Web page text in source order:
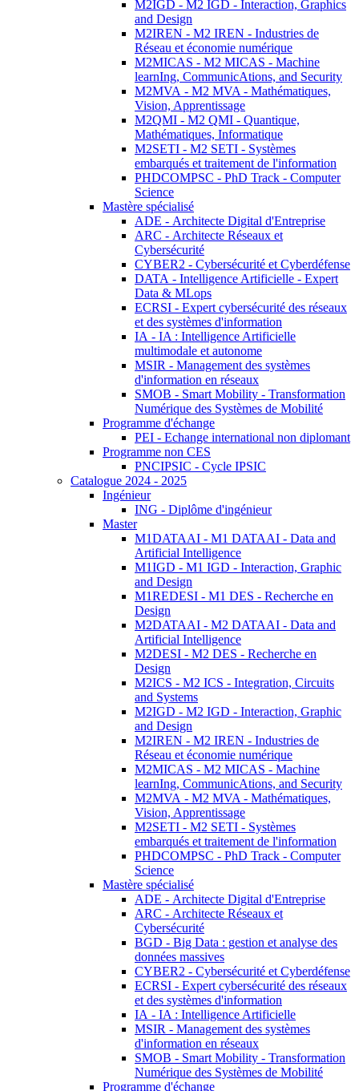
M2IGD - M2 IGD - Interaction, Graphics
and Design
M2IREN - M2 IREN - Industries de
Réseau et économie numérique
M2MICAS - M2 MICAS - Machine
learnIng, CommunicAtions, and Security
M2MVA - M2 MVA - Mathématiques,
Vision, Apprentissage
M2QMI - M2 QMI - Quantique,
Mathématiques, Informatique
M2SETI - M2 SETI - Systèmes
embarqués et traitement de l'information
PHDCOMPSC - PhD Track - Computer
Science
Mastère spécialisé
ADE - Architecte Digital d'Entreprise
ARC - Architecte Réseaux et
Cybersécurité
CYBER2 - Cybersécurité et Cyberdéfense
DATA - Intelligence Artificielle - Expert
Data & MLops
ECRSI - Expert cybersécurité des réseaux
et des systèmes d'information
IA - IA : Intelligence Artificielle
multimodale et autonome
MSIR - Management des systèmes
d'information en réseaux
SMOB - Smart Mobility - Transformation
Numérique des Systèmes de Mobilité
Programme d'échange
PEI - Echange international non diplomant
Programme non CES
PNCIPSIC - Cycle IPSIC
Catalogue 2024 - 2025
Ingénieur
ING - Diplôme d'ingénieur
Master
M1DATAAI - M1 DATAAI - Data and
Artificial Intelligence
M1IGD - M1 IGD - Interaction, Graphic
and Design
M1REDESI - M1 DES - Recherche en
Design
M2DATAAI - M2 DATAAI - Data and
Artificial Intelligence
M2DESI - M2 DES - Recherche en
Design
M2ICS - M2 ICS - Integration, Circuits
and Systems
M2IGD - M2 IGD - Interaction, Graphic
and Design
M2IREN - M2 IREN - Industries de
Réseau et économie numérique
M2MICAS - M2 MICAS - Machine
learnIng, CommunicAtions, and Security
M2MVA - M2 MVA - Mathématiques,
Vision, Apprentissage
M2SETI - M2 SETI - Systèmes
embarqués et traitement de l'information
PHDCOMPSC - PhD Track - Computer
Science
Mastère spécialisé
ADE - Architecte Digital d'Entreprise
ARC - Architecte Réseaux et
Cybersécurité
BGD - Big Data : gestion et analyse des
données massives
CYBER2 - Cybersécurité et Cyberdéfense
ECRSI - Expert cybersécurité des réseaux
et des systèmes d'information
IA - IA : Intelligence Artificielle
MSIR - Management des systèmes
d'information en réseaux
SMOB - Smart Mobility - Transformation
Numérique des Systèmes de Mobilité
Programme d'échange